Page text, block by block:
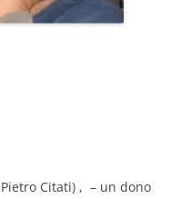
Citati) , – un dono